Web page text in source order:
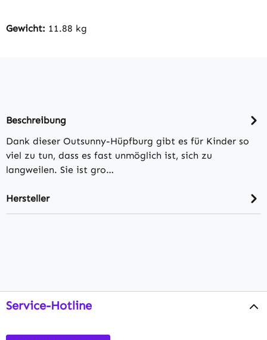
Gewicht: 11.88 kg
Beschreibung
Dank dieser Outsunny-Hüpfburg gibt es für Kinder so
viel zu tun, dass es fast unmöglich ist, sich zu
langweilen. Sie ist gro…
Hersteller
Service-Hotline